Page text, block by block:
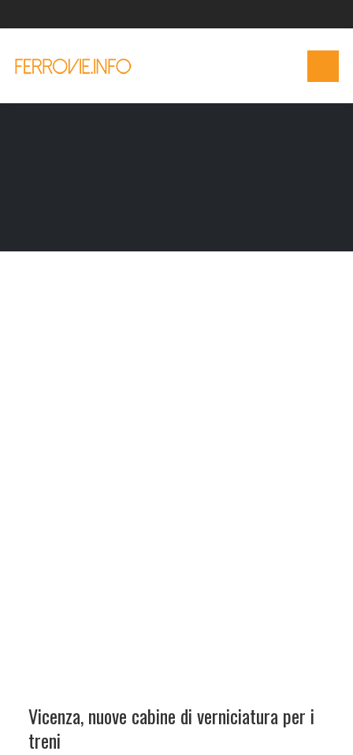
Vicenza, nuove cabine di verniciatura per i
treni